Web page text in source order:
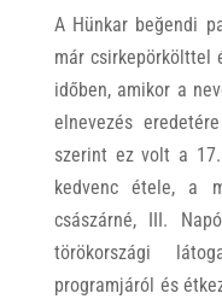
A Hünkar beğendi
már csirkepörkölttel
időben, amikor a
elnevezés
szerint ez volt a
kedvenc étele, a
császárné, III.
törökországi
programjáról és